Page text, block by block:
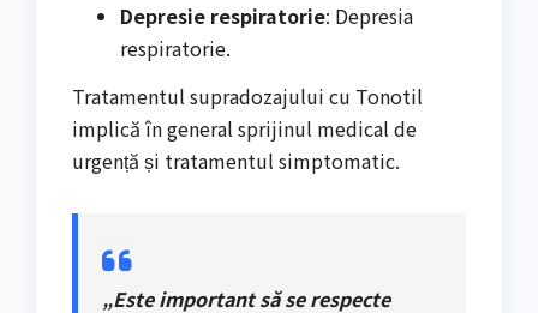
Depresie respiratorie: Depresia
respiratorie.
Tratamentul supradozajului cu Tonotil
implică în general sprijinul medical de
urgență și tratamentul simptomatic.
„Este important să se respecte